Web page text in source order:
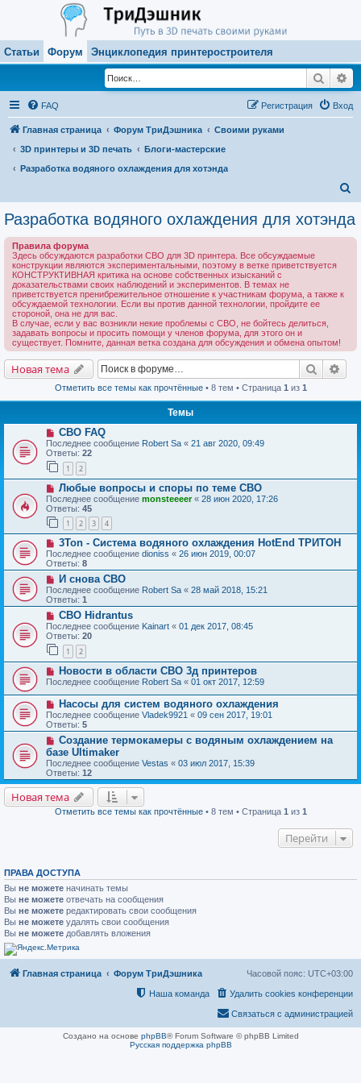
Статьи Форум Энциклопедия принтеростроителя
Поиск
FAQ Вход
Регистрация
Главная страница Форум ТриДэшника
Своими руками
3D принтеры и 3D печать
Блоги-мастерские
Разработка водяного охлаждения для хотэнда
и
Разработка водяного охлаждения для хотэнда
Правила форума
Здесь обсуждаются разработки СВО для 3D принтера. Все обсуждаемые
конструкции являются экспериментальными, поэтому в ветке приветствуется
КОНСТРУКТИВНАЯ критика на основе собственных изысканий с
доказательствами своих наблюдений и экспериментов. В темах не
приветствуется пренибрежительное отношение к участникам форума, а также к
обсуждаемой технологии. Если вы против данной технологии, пройдите ее
стороной, она не для вас.
В случае, если у вас возникли некие проблемы с СВО, не бойтесь делиться,
задавать вопросы и просить помощи у членов форума, для этого он и
существует. Помните, данная ветка создана для обсуждения и обмена опытом!
Новая тема Поиск
Отметить все темы как прочтённые• 8 тем • Страница 1 из 1
Темы
СВО FAQ
Последнее сообщение Robert Sa « 21 авг 2020, 09:49
Ответы: 22
1 2
Любые вопросы и споры по теме СВО
Последнее сообщение monsteeeer« 28 июн 2020, 17:26
Ответы: 45
1 2 3 4
3Ton - Система водяного охлаждения HotEnd ТРИТОН
Последнее сообщение dioniss « 26 июн 2019, 00:07
Ответы: 8
И снова СВО
Последнее сообщение Robert Sa « 28 май 2018, 15:21
Ответы: 1
СВО Hidrantus
Последнее сообщение Kainart « 01 дек 2017, 08:45
Ответы: 20
1 2
Новости в области СВО 3д принтеров
Последнее сообщение Robert Sa « 01 окт 2017, 12:59
Насосы для систем водяного охлаждения
Последнее сообщение Vladek9921 « 09 сен 2017, 19:01
Ответы: 5
Создание термокамеры с водяным охлаждением на
базе Ultimaker
Последнее сообщение Vestas « 03 июл 2017, 15:39
Ответы: 12
Новая тема
Отметить все темы как прочтённые• 8 тем • Страница 1 из 1
Перейти
ПРАВА ДОСТУПА
Вы не можете начинать темы
Вы не можете отвечать на сообщения
Вы не можете редактировать свои сообщения
Вы не можете удалять свои сообщения
Вы не можете добавлять вложения
Главная страница Форум ТриДэшника Часовой пояс: UTC+03:00
Удалить cookies конференции
Наша команда
Связаться с администрацией
Создано на основе phpBB® Forum Software © phpBB Limited
Русская поддержка phpBB